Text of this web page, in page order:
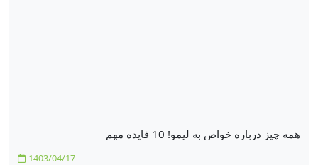
همه چیز درباره خواص به لیمو! 10 فایده مهم
1403/04/17